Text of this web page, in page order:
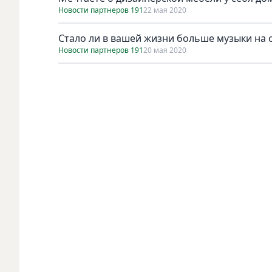
Новости партнеров 19122 мая 2020
Стало ли в вашей жизни больше музыки на
Новости партнеров 19120 мая 2020